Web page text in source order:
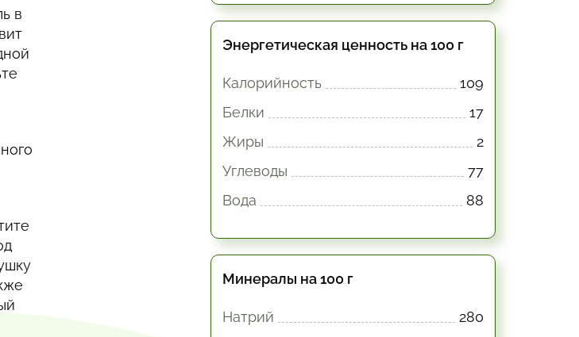
в
Энергетическая ценность на 100 г
Калорийность
109
Белки
17
Жиры
2
Углеводы
77
Вода
88
Минералы на 100 г
Натрий
280